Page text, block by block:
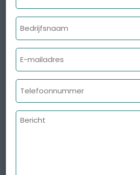
Bedrijfsnaam
E-
mailadres
Telefoonnummer
Bericht